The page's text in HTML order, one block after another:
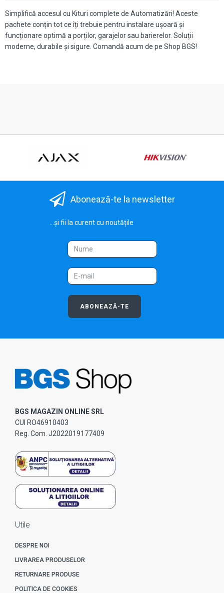
Simplifică accesul cu Kituri complete de Automatizări! Aceste
pachete conțin tot ce îți trebuie pentru instalare ușoară și
funcționare optimă a porților, garajelor sau barierelor. Soluții
moderne, durabile și sigure. Comandă acum de pe Shop BGS!
Abonează-te la newsletter
...și fii la curent cu noutățile
ABONEAZĂ-TE
BGS MAGAZIN ONLINE SRL
CUI RO46910403
Reg. Com. J2022019177409
Utile
DESPRE NOI
LIVRAREA PRODUSELOR
RETURNARE PRODUSE
POLITICA DE COOKIES